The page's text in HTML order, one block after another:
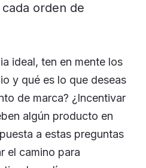
orden de
ideal, ten en mente los
y qué es lo que deseas
de marca? ¿Incentivar
algún producto en
a estas preguntas
el camino para